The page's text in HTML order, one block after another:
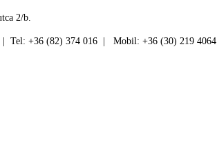
2/b.
| Tel: +36 (82) 374 016 | Mobil: +36 (30) 219 4064